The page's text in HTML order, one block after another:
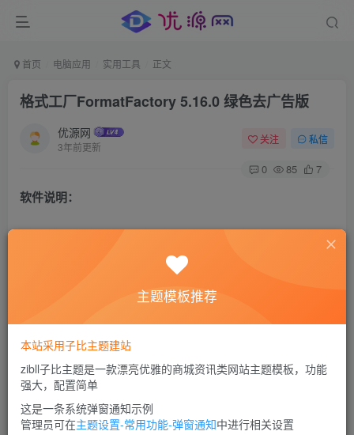
首页 电脑应用 实用工具 正文
格式工厂FormatFactory 5.16.0 绿色去广告版
优源网
3年前更新
关注 私信
0 85 7
软件说明：
格式工厂(英文名Format Factory)是一款免费的多功能格式转
换软件，支持转换几乎所有主流的多媒体文件格式，包括视
SWF、GIF；音频 MP3、WMA、FLAC、AAC、MMF、
JPG、PNG、ICO、BMP、GIF、TIF、PCX、TGA 等。新
版本格式工厂中，更对移动播放设备做了补充，如 iPhone、
iPod、PSP、魅族、手机等，使你不需要去费劲研究不同设
备对应什么播放格式，而是直接从格式工厂的列表中选择你
主题模板推荐
本站采用子比主题建站
zibll子比主题是一款漂亮优雅的商城资讯类网站主题模板，功能
强大，配置简单
这是一条系统弹窗通知示例
管理员可在主题设置-常用功能-弹窗通知中进行相关设置